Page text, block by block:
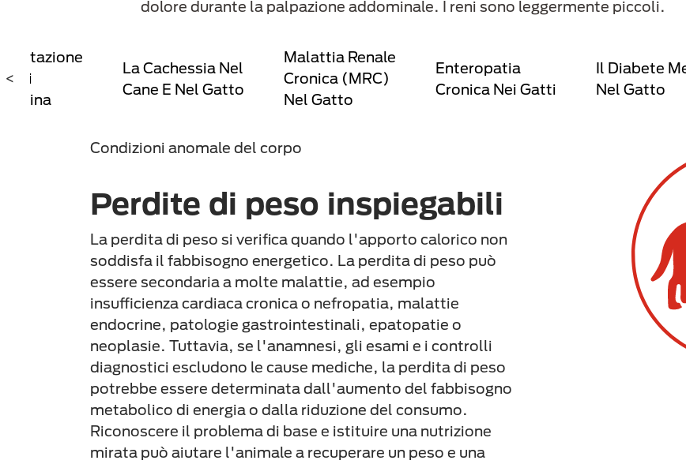
dolore durante la palpazione addominale. I reni sono leggermente piccoli.
<
Purina
La Cachessia Nel
Cane E Nel Gatto
Malattia Renale
Cronica (MRC)
Nel Gatto
Enteropatia
Cronica Nei Gatti
Il Diabete
Nel Gatto
Condizioni anomale del corpo
Perdite di peso inspiegabili
La perdita di peso si verifica quando l'apporto calorico non
soddisfa il fabbisogno energetico. La perdita di peso può
essere secondaria a molte malattie, ad esempio
insufficienza cardiaca cronica o nefropatia, malattie
endocrine, patologie gastrointestinali, epatopatie o
neoplasie. Tuttavia, se l'anamnesi, gli esami e i controlli
diagnostici escludono le cause mediche, la perdita di peso
potrebbe essere determinata dall'aumento del fabbisogno
metabolico di energia o dalla riduzione del consumo.
Riconoscere il problema di base e istituire una nutrizione
mirata può aiutare l'animale a recuperare un peso e una